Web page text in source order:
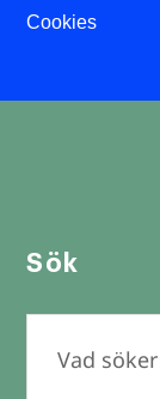
Cookies
Sök
efter: